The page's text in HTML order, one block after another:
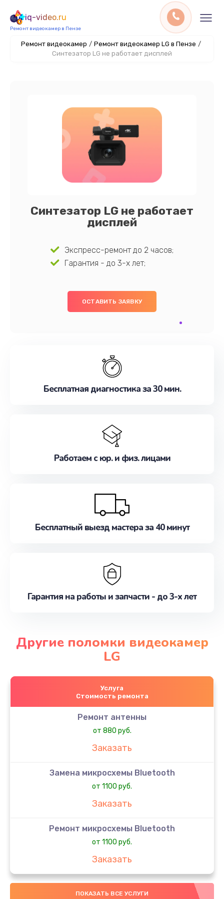
iq-video.ru
Ремонт видеокамер в Пензе
Ремонт видеокамер / Ремонт видеокамер LG в Пензе /
Синтезатор LG не работает дисплей
Синтезатор LG не работает
дисплей
Экспресс-ремонт до 2 часов;
Гарантия - до 3-х лет;
ОСТАВИТЬ ЗАЯВКУ
Бесплатная диагностика за 30 мин.
Работаем с юр. и физ. лицами
Бесплатный выезд мастера за 40 минут
Гарантия на работы и запчасти - до 3-х лет
Другие поломки видеокамер
LG
Услуга
Стоимость ремонта
Ремонт антенны
от 880 руб.
Заказать
Замена микросхемы Bluetooth
от 1100 руб.
Заказать
Ремонт микросхемы Bluetooth
от 1100 руб.
Заказать
Ремонт разъема зарядки
ПОКАЗАТЬ ВСЕ УСЛУГИ